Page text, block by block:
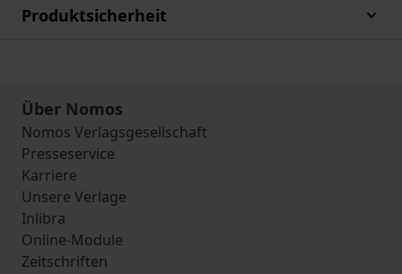
Produktsicherheit
Über Nomos
Nomos Verlagsgesellschaft
Presseservice
Karriere
Unsere Verlage
Inlibra
Online-Module
Zeitschriften